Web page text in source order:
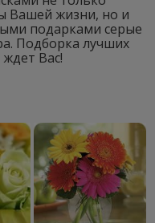
Вашей жизни, но и
подарками серые
Подборка лучших
Вас!